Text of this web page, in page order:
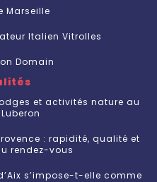
Marseille
Italien Vitrolles
Domain
et activités nature au
: rapidité, qualité et
rendez-vous
s’impose-t-elle comme